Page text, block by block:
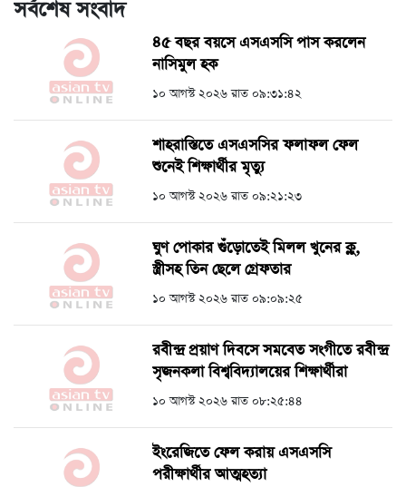
সর্বশেষ সংবাদ
৪৫ বছর বয়সে এসএসসি পাস করলেন
নাসিমুল হক
১০ আগস্ট ২০২৬ রাত ০৯:৩১:৪২
শাহরাস্তিতে এসএসসির ফলাফল ফেল
শুনেই শিক্ষার্থীর মৃত্যু
১০ আগস্ট ২০২৬ রাত ০৯:২১:২৩
ঘুণ পোকার গুঁড়োতেই মিলল খুনের ক্লু,
স্ত্রীসহ তিন ছেলে গ্রেফতার
১০ আগস্ট ২০২৬ রাত ০৯:০৯:২৫
রবীন্দ্র প্রয়াণ দিবসে সমবেত সংগীতে রবীন্দ্র
সৃজনকলা বিশ্ববিদ্যালয়ের শিক্ষার্থীরা
১০ আগস্ট ২০২৬ রাত ০৮:২৫:৪৪
ইংরেজিতে ফেল করায় এসএসসি
পরীক্ষার্থীর আত্মহত্যা